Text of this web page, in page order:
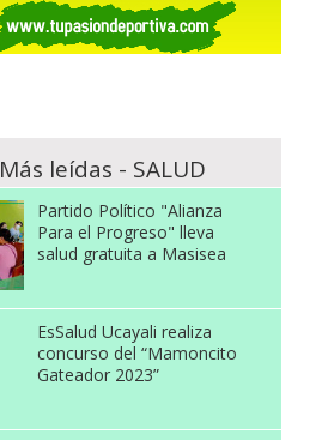
Más leídas - SALUD
Partido Político "Alianza
Para el Progreso" lleva
salud gratuita a Masisea
EsSalud Ucayali realiza
concurso del “Mamoncito
Gateador 2023”